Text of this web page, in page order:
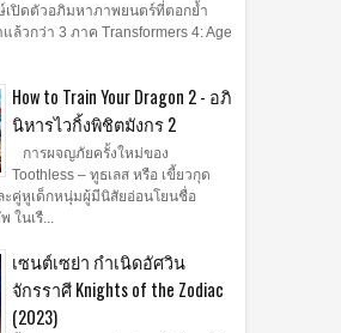
เปิดตัวอภิมหาภาพยนตร์ที่ตอกย้ำ
ล้วกว่า 3 ภาค Transformers 4: Age
How to Train Your Dragon 2 - อภิ
นิหารไวกิ้งพิชิตมังกร 2
การผจญภัยครั้งใหม่ของ
Toothless – ทูธเลส หรือ เขี้ยวกุด
ะคู่หูเด็กหนุ่มผู้มีนิสัยอ่อนโยนชื่อ
ในเรื...
เซนต์เซย่า กำเนิดอัศวิน
จักรราศี Knights of the Zodiac
(2023)